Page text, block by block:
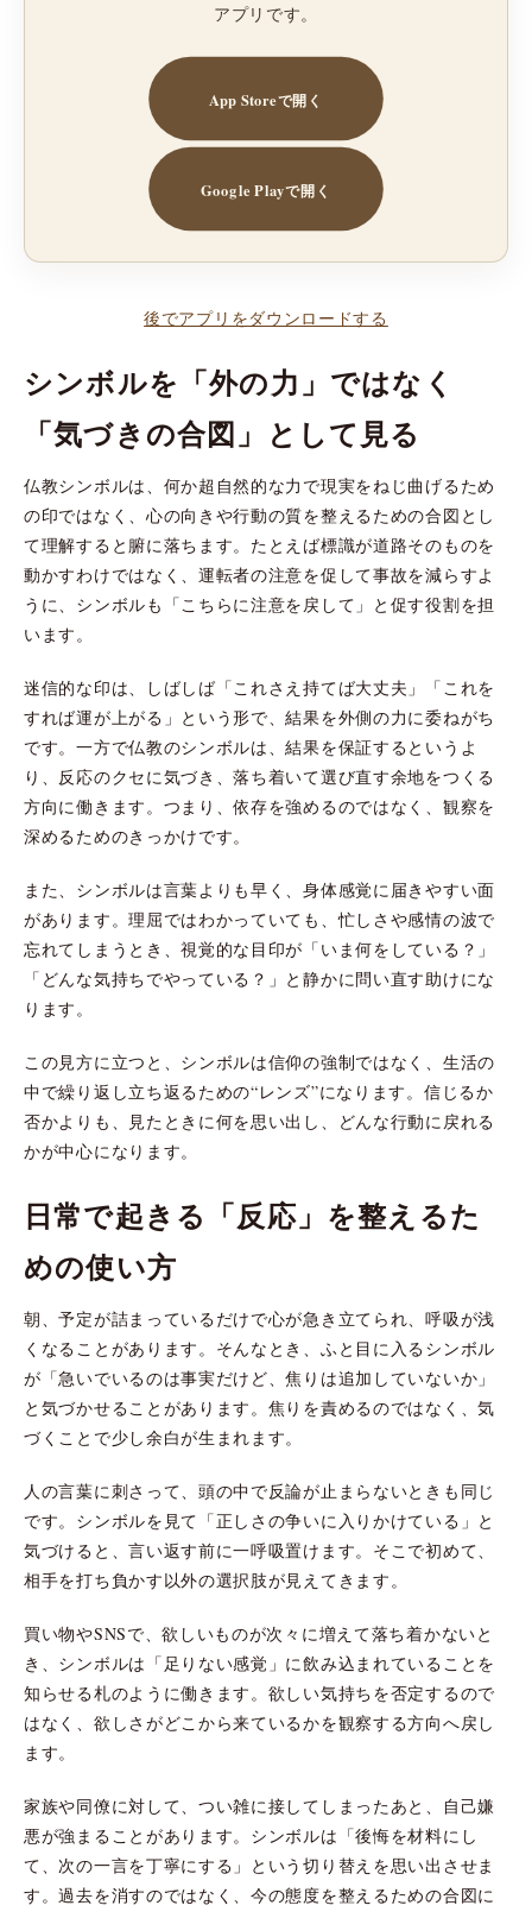
アプリです。
App Storeで開く
Google Playで開く
後でアプリをダウンロードする
シンボルを「外の力」ではなく
「気づきの合図」として見る
仏教シンボルは、何か超自然的な力で現実をねじ曲げるため
の印ではなく、心の向きや行動の質を整えるための合図とし
て理解すると腑に落ちます。たとえば標識が道路そのものを
動かすわけではなく、運転者の注意を促して事故を減らすよ
うに、シンボルも「こちらに注意を戻して」と促す役割を担
います。
迷信的な印は、しばしば「これさえ持てば大丈夫」「これを
すれば運が上がる」という形で、結果を外側の力に委ねがち
です。一方で仏教のシンボルは、結果を保証するというよ
り、反応のクセに気づき、落ち着いて選び直す余地をつくる
方向に働きます。つまり、依存を強めるのではなく、観察を
深めるためのきっかけです。
また、シンボルは言葉よりも早く、身体感覚に届きやすい面
があります。理屈ではわかっていても、忙しさや感情の波で
忘れてしまうとき、視覚的な目印が「いま何をしている？」
「どんな気持ちでやっている？」と静かに問い直す助けにな
ります。
この見方に立つと、シンボルは信仰の強制ではなく、生活の
中で繰り返し立ち返るための“レンズ”になります。信じるか
否かよりも、見たときに何を思い出し、どんな行動に戻れる
かが中心になります。
日常で起きる「反応」を整えるた
めの使い方
朝、予定が詰まっているだけで心が急き立てられ、呼吸が浅
くなることがあります。そんなとき、ふと目に入るシンボル
が「急いでいるのは事実だけど、焦りは追加していないか」
と気づかせることがあります。焦りを責めるのではなく、気
づくことで少し余白が生まれます。
人の言葉に刺さって、頭の中で反論が止まらないときも同じ
です。シンボルを見て「正しさの争いに入りかけている」と
気づけると、言い返す前に一呼吸置けます。そこで初めて、
相手を打ち負かす以外の選択肢が見えてきます。
買い物やSNSで、欲しいものが次々に増えて落ち着かないと
き、シンボルは「足りない感覚」に飲み込まれていることを
知らせる札のように働きます。欲しい気持ちを否定するので
はなく、欲しさがどこから来ているかを観察する方向へ戻し
ます。
家族や同僚に対して、つい雑に接してしまったあと、自己嫌
悪が強まることがあります。シンボルは「後悔を材料にし
て、次の一言を丁寧にする」という切り替えを思い出させま
す。過去を消すのではなく、今の態度を整えるための合図に